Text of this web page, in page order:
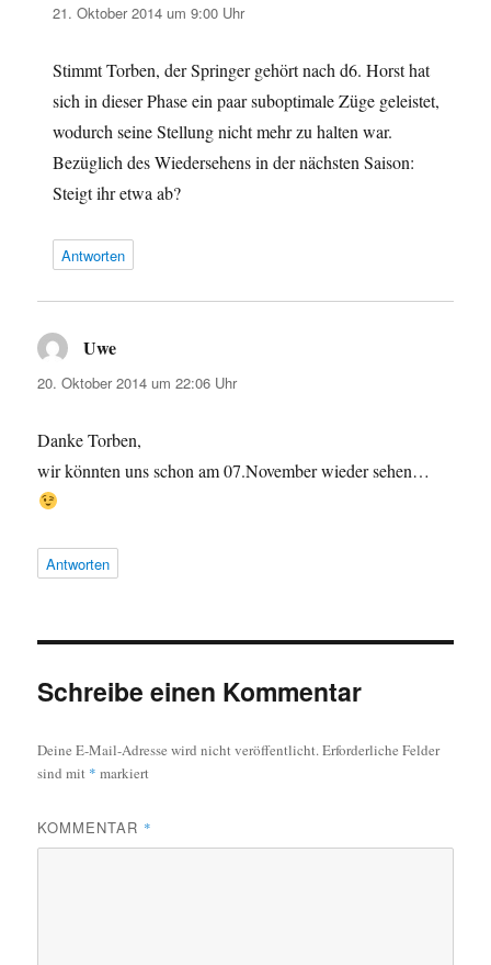
21. Oktober 2014 um 9:00 Uhr
Stimmt Torben, der Springer gehört nach d6. Horst hat
sich in dieser Phase ein paar suboptimale Züge geleistet,
wodurch seine Stellung nicht mehr zu halten war.
Bezüglich des Wiedersehens in der nächsten Saison:
Steigt ihr etwa ab?
Antworten
Uwe
20. Oktober 2014 um 22:06 Uhr
Danke Torben,
wir könnten uns schon am 07.November wieder sehen…
Antworten
Schreibe einen Kommentar
Deine E-Mail-Adresse wird nicht veröffentlicht.Erforderliche Felder
sind mit * markiert
KOMMENTAR *